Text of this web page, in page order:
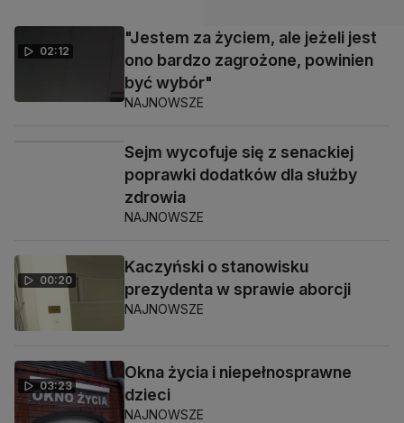
02:12
"Jestem za życiem, ale jeżeli jest
ono bardzo zagrożone, powinien
być wybór"
NAJNOWSZE
Sejm wycofuje się z senackiej
poprawki dodatków dla służby
zdrowia
NAJNOWSZE
00:20
Kaczyński o stanowisku
prezydenta w sprawie aborcji
NAJNOWSZE
03:23
Okna życia i niepełnosprawne
dzieci
NAJNOWSZE